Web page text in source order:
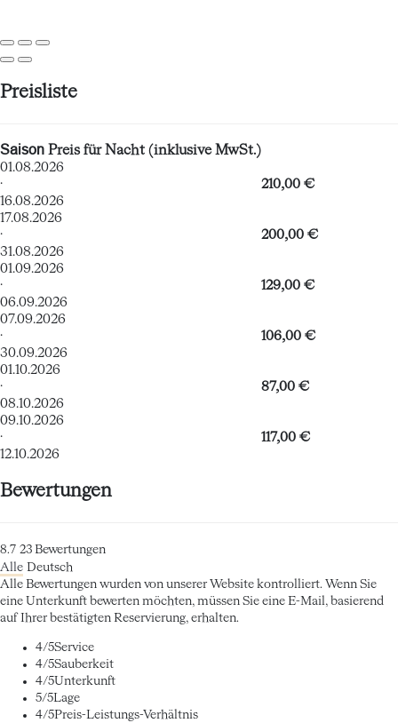
Preisliste
Saison Preis für Nacht (inklusive MwSt.)
01.08.2026
·
16.08.2026
210,00 €
17.08.2026
·
31.08.2026
200,00 €
01.09.2026
·
06.09.2026
129,00 €
07.09.2026
·
30.09.2026
106,00 €
01.10.2026
·
08.10.2026
87,00 €
09.10.2026
·
12.10.2026
117,00 €
Bewertungen
8.7 23 Bewertungen
Alle Deutsch
Alle Bewertungen wurden von unserer Website kontrolliert. Wenn Sie
eine Unterkunft bewerten möchten, müssen Sie eine E-Mail, basierend
auf Ihrer bestätigten Reservierung, erhalten.
4/5Service
4/5Sauberkeit
4/5Unterkunft
5/5Lage
4/5Preis-Leistungs-Verhältnis